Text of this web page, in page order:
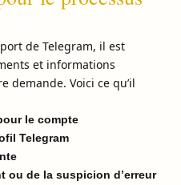
de Telegram, il est
et informations
demande. Voici ce qu’il
le compte
Telegram
ou de la suspicion d’erreur